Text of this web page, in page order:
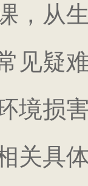
，从
见疑
境损
关具